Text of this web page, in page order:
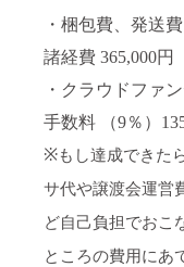
・梱包費、発送費
諸経費 365,000円
・ クラウドファ
手数料 （9％）
※もし達成できた
サ代や譲渡会運営
ど自己負担でおこ
ところの費用にあ